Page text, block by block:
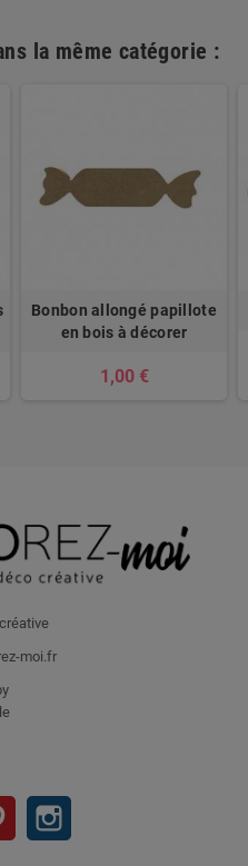
la même catégorie :
Bonbon allongé papillote
en bois à décorer
1,00 €
moi.fr
Pinterest